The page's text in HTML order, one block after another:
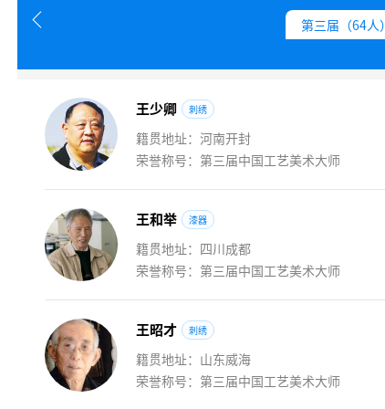
第三届（64人）
王少卿 刺绣
籍贯地址：河南开封
荣誉称号：第三届中国工艺美术大师
王和举 漆器
籍贯地址：四川成都
荣誉称号：第三届中国工艺美术大师
王昭才 刺绣
籍贯地址：山东威海
荣誉称号：第三届中国工艺美术大师